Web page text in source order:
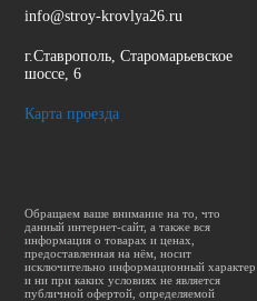
info@stroy-krovlya26.ru
г.Ставрополь, Старомарьевское
шоссе, 6
Карта проезда
Обращаем ваше внимание на то, что
данный интернет-сайт, а также вся
информация о товарах и ценах,
предоставленная на нём, носит
исключительно информационный характер
и ни при каких условиях не является
публичной офертой, определяемой